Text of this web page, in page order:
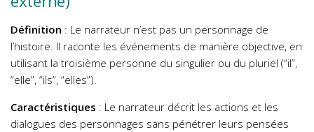
Définition : Le narrateur n’est pas un personnage de
l’histoire. Il raconte les événements de manière objective, en
utilisant la troisième personne du singulier ou du pluriel (“il”,
“elle”, “ils”, “elles”).
Caractéristiques : Le narrateur décrit les actions et les
dialogues des personnages sans pénétrer leurs pensées